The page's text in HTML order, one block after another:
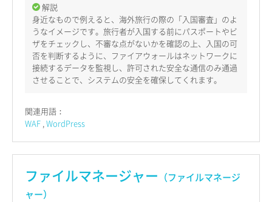
解説
身近なもので例えると、海外旅行の際の「入国審査」のよ
うなイメージです。旅行者が入国する前にパスポートやビ
ザをチェックし、不審な点がないかを確認の上、入国の可
否を判断するように、ファイアウォールはネットワークに
接続するデータを監視し、許可された安全な通信のみ通過
させることで、システムの安全を確保してくれます。
関連用語：
WAF WordPress
ファイルマネージャー （ファイルマネージ
ャー）